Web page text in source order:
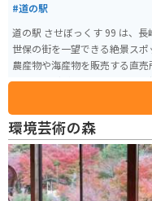
#道の駅
道の駅 させぼっくす 99 は、
世保の街を一望できる絶景スポットと
農産物や海産物を販売する直
カフェなどがあります。特に
です。お土産も充実しており
ぴったりです。 バイクで訪れる場合は、道の駅に広い駐車場が完備されてい
るので安心です。九十九島の
しても最適です。佐世保市内や
で、観光拠点としても便利です
環境芸術の森